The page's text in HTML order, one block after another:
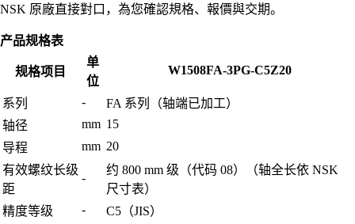
NSK 原廠直接對口，為您確認規格、報價與交期。
产品规格表
规格项目
单
位
W1508FA-3PG-C5Z20
系列 -
FA 系列（轴端已加工）
轴径
mm 15
导程
mm 20
有效螺纹长级
距
-
约 800 mm 级（代码 08）（轴全长依 NSK
尺寸表）
精度等级
-
C5（JIS）